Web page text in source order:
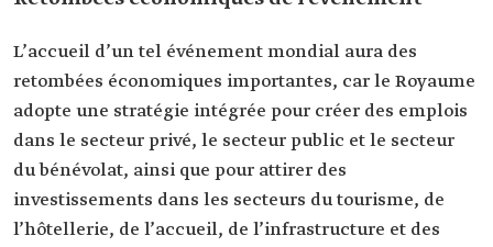
L’accueil d’un tel événement mondial aura des
retombées économiques importantes, car le Royaume
adopte une stratégie intégrée pour créer des emplois
dans le secteur privé, le secteur public et le secteur
du bénévolat, ainsi que pour attirer des
investissements dans les secteurs du tourisme, de
l’hôtellerie, de l’accueil, de l’infrastructure et des